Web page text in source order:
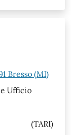
Bresso (MI)
Ufficio
(TARI)